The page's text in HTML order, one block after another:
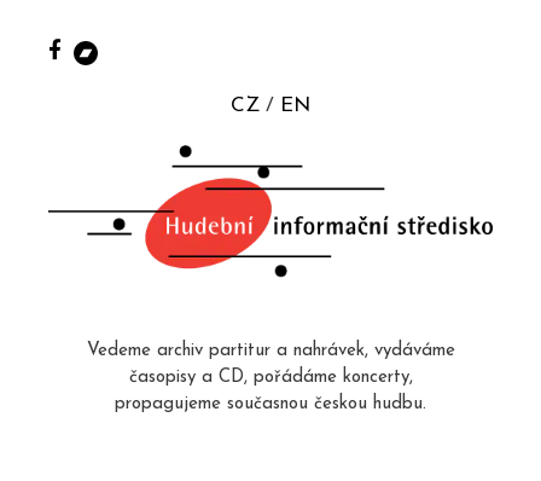
CZ EN
Vedeme archiv partitur a nahrávek, vydáváme
časopisy a CD, pořádáme koncerty,
propagujeme současnou českou hudbu.